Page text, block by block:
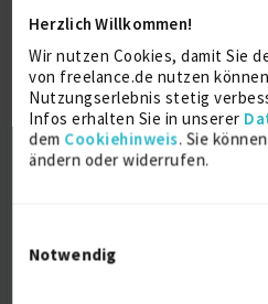
Herzlich Willkommen!
Wir nutzen Cookies, damit Sie
von freelance.de nutzen
Nutzungserlebnis stetig
Infos erhalten Sie in unserer
dem Cookiehinweis. Sie
ändern oder widerrufen.
Notwendig
Full-Stack Graphql
Projekteinkauf
Verfügbarkeit einsehen
0
Referenzen
€30 - €60/Stunde